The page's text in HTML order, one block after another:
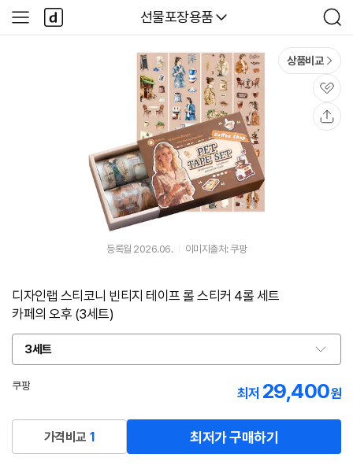
다나와
선물포장용품
검
색
사
이
다
나
와
상품비교
관
심
등록월 2026.06. 이미지출처: 쿠팡
디자인랩 스티코니 빈티지 테이프 롤 스티커 4롤 세트
카페의 오후 (3세트)
3세트
옵
션
선
쿠팡
최저 29,400원
가격비교 1 최저가 구매하기